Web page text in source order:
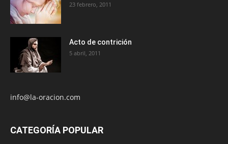
23 febrero, 2011
Acto de contrición
5 abril, 2011
info@la-oracion.com
CATEGORÍA POPULAR